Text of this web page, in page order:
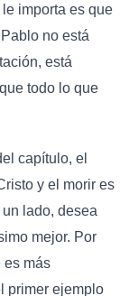
importa es que
no está
está
todo lo que
capítulo, el
y el morir es
lado, desea
mejor. Por
es más
primer ejemplo